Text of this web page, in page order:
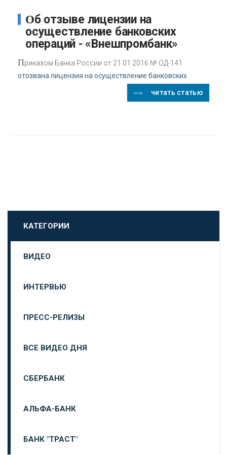
Об отзыве лицензии на
осуществление банковских
операций - «Внешпромбанк»
Приказом Банка России от 21.01.2016 № ОД-141
отозвана лицензия на осуществление банковских
читать статью
КАТЕГОРИИ
ВИДЕО
ИНТЕРВЬЮ
ПРЕСС-РЕЛИЗЫ
ВСЕ ВИДЕО ДНЯ
СБЕРБАНК
АЛЬФА-БАНК
БАНК "ТРАСТ"